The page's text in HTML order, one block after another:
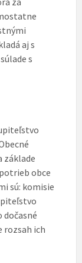
aj s
s
základe
obce
sú: komisie
dočasné
rozsah ich